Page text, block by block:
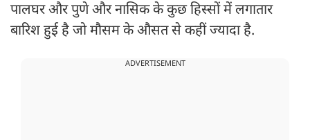
पालघर और पुणे और नासिक के कुछ हिस्सों में लगातार
बारिश हुई है जो मौसम के औसत से कहीं ज्यादा है.
ADVERTISEMENT